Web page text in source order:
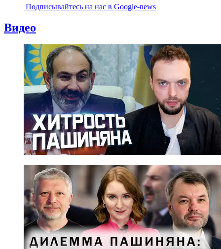
Подписывайтесь на наc в Google-news
Видео